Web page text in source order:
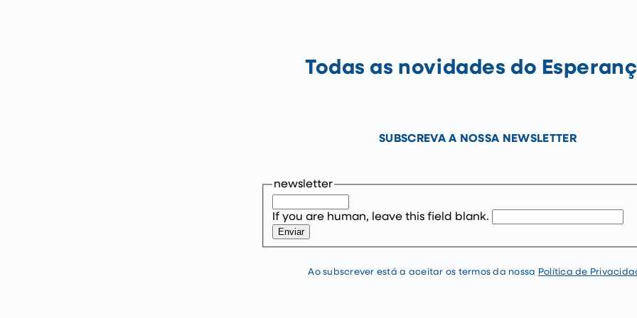
Todas as novidades do
SUBSCREVA A NOSSA NEWSLETTER
newsletter
If you are human, leave this field blank.
Enviar
Ao subscrever está a aceitar os termos da nossa Política de